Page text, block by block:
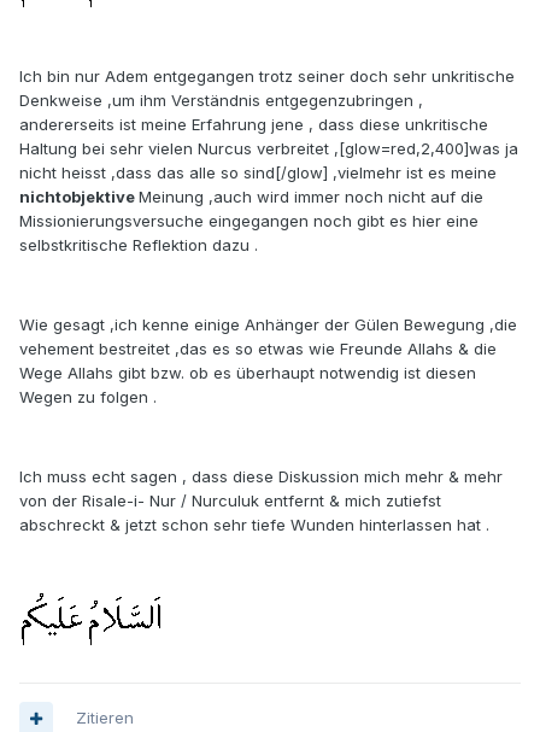
Ich bin nur Adem entgegangen trotz seiner doch sehr unkritische
Denkweise ,um ihm Verständnis entgegenzubringen ,
andererseits ist meine Erfahrung jene , dass diese unkritische
Haltung bei sehr vielen Nurcus verbreitet ,[glow=red,2,400]was ja
nicht heisst ,dass das alle so sind[/glow] ,vielmehr ist es meine
nichtobjektiveMeinung ,auch wird immer noch nicht auf die
Missionierungsversuche eingegangen noch gibt es hier eine
selbstkritische Reflektion dazu .
Wie gesagt ,ich kenne einige Anhänger der Gülen Bewegung ,die
vehement bestreitet ,das es so etwas wie Freunde Allahs & die
Wege Allahs gibt bzw. ob es überhaupt notwendig ist diesen
Wegen zu folgen .
Ich muss echt sagen , dass diese Diskussion mich mehr & mehr
von der Risale-i- Nur / Nurculuk entfernt & mich zutiefst
abschreckt & jetzt schon sehr tiefe Wunden hinterlassen hat .
Zitieren